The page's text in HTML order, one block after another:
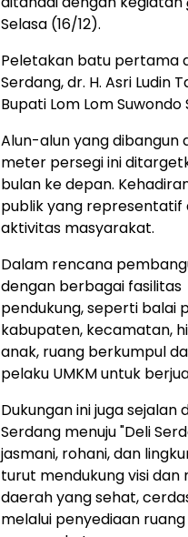
Selasa (16/12).
Peletakan batu pertama
Serdang, dr. H. Asri Ludin
Bupati Lom Lom
Alun-alun yang dibangun
meter persegi ini
bulan ke depan.
publik yang representatif
aktivitas masyarakat.
Dalam rencana
dengan berbagai fasilitas
pendukung, seperti balai
kabupaten, kecamatan,
anak, ruang berkumpul
pelaku UMKM untuk
Dukungan ini juga
Serdang menuju "Deli
jasmani, rohani, dan
turut mendukung visi dan
daerah yang sehat,
melalui penyediaan